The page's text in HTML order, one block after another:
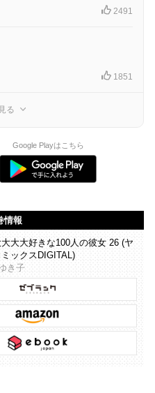
2491
1851
る
Google Playはこちら
情報
大大好きな100人の彼女 26 (ヤ
ックスDIGITAL)
き子